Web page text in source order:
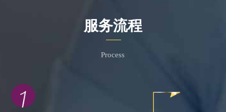
服务流程
Process